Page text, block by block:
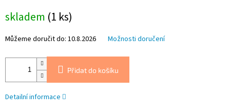
cena:
skladem (1 ks)
Můžeme doručit do: 10.8.2026 Možnosti doručení
Přidat do košíku
Detailní informace